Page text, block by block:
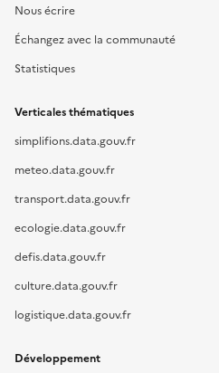
Nous écrire
Échangez avec la communauté
Statistiques
Verticales thématiques
simplifions.data.gouv.fr
meteo.data.gouv.fr
transport.data.gouv.fr
ecologie.data.gouv.fr
defis.data.gouv.fr
culture.data.gouv.fr
logistique.data.gouv.fr
Développement